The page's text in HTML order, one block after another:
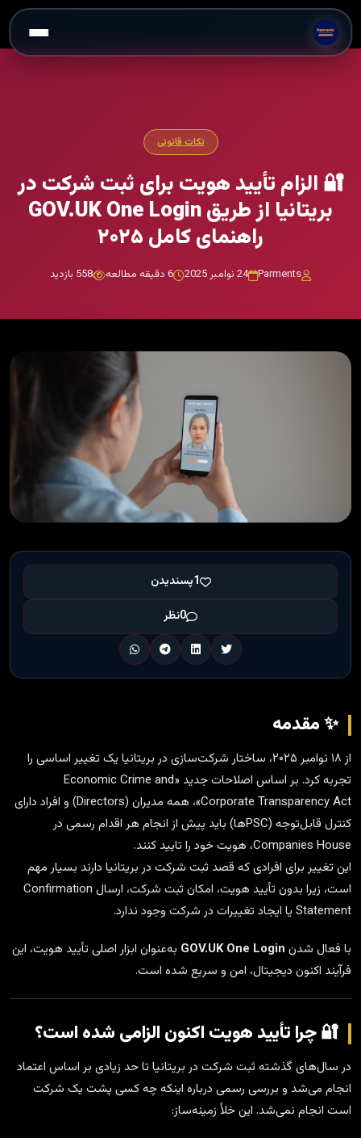
نکات قانونی
🔐 الزام تأیید هویت برای ثبت شرکت در
بریتانیا از طریق GOV.UK One Login
راهنمای کامل ۲۰۲۵
Parments 24 نوامبر 2025 6 دقیقه مطالعه 558 بازدید
1پسندیدن
0نظر
✨ مقدمه
از ۱۸ نوامبر ۲۰۲۵، ساختار شرکت‌سازی در بریتانیا یک تغییر اساسی را
تجربه کرد. بر اساس اصلاحات جدید «Economic Crime and
Corporate Transparency Act»، همه مدیران (Directors) و افراد دارای
کنترل قابل‌توجه (PSCها) باید پیش از انجام هر اقدام رسمی در
Companies House، هویت خود را تایید کنند.
این تغییر برای افرادی که قصد ثبت شرکت در بریتانیا دارند بسیار مهم
است، زیرا بدون تأیید هویت، امکان ثبت شرکت، ارسال Confirmation
Statement یا ایجاد تغییرات در شرکت وجود ندارد.
با فعال شدن GOV.UK One Login به‌عنوان ابزار اصلی تأیید هویت، این
فرآیند اکنون دیجیتال، امن و سریع شده است.
🔐 چرا تأیید هویت اکنون الزامی شده است؟
در سال‌های گذشته ثبت شرکت در بریتانیا تا حد زیادی بر اساس اعتماد
انجام می‌شد و بررسی رسمی درباره اینکه چه کسی پشت یک شرکت
است انجام نمی‌شد. این خلأ زمینه‌ساز: